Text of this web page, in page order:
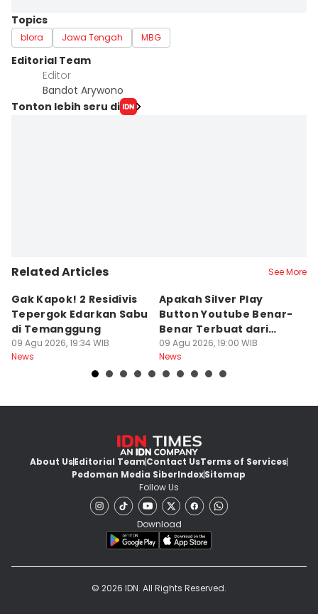
Topics
blora Jawa Tengah MBG
Editorial Team
Editor
Bandot Arywono
Tonton lebih seru di
Related Articles See More
Gak Kapok! 2 Residivis
Tepergok Edarkan Sabu
di Temanggung
09 Agu 2026, 19:34 WIB
News
Apakah Silver Play
Button Youtube Benar-
Benar Terbuat dari
Perak Murni? Ini
Faktanya
09 Agu 2026, 19:00 WIB
News
About UsEditorial TeamContact UsTerms of Services
Pedoman Media SiberIndexSitemap
Follow Us
Download
© 2026 IDN. All Rights Reserved.